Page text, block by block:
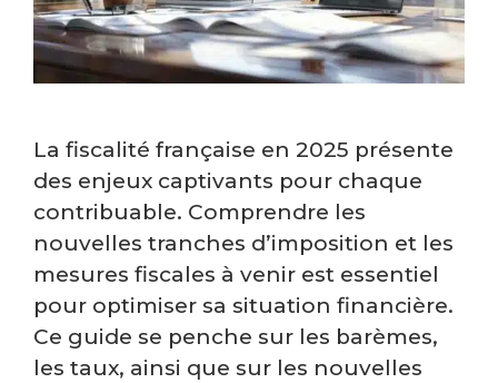
La fiscalité française en 2025 présente
des enjeux captivants pour chaque
contribuable. Comprendre les
nouvelles tranches d’imposition et les
mesures fiscales à venir est essentiel
pour optimiser sa situation financière.
Ce guide se penche sur les barèmes,
les taux, ainsi que sur les nouvelles